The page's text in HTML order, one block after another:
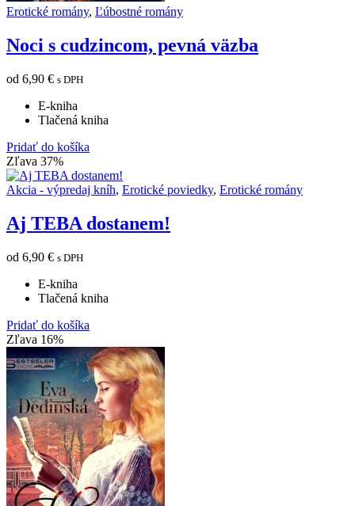
Erotické romány, Ľúbostné romány
Noci s cudzincom, pevná väzba
od 6,90 € s DPH
E-kniha
Tlačená kniha
Pridať do košíka
Zľava 37%
Akcia - výpredaj kníh, Erotické poviedky, Erotické romány
Aj TEBA dostanem!
od 6,90 € s DPH
E-kniha
Tlačená kniha
Pridať do košíka
Zľava 16%